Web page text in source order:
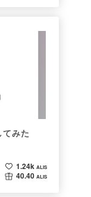
みた
1.24k ALIS
40.40 ALIS